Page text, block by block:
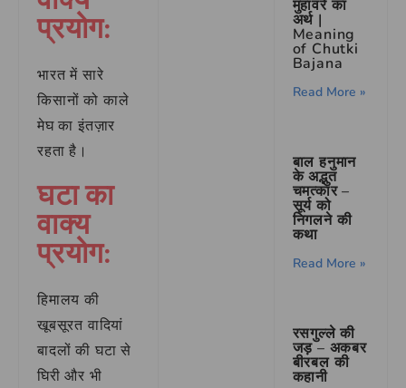
प्रयोग:
भारत में सारे
किसानों को काले
मेघ का इंतज़ार
रहता है।
घटा का
वाक्य
प्रयोग:
हिमालय की
खूबसूरत वादियां
बादलों की घटा से
घिरी और भी
मुहावरे का
अर्थ |
Meaning
of Chutki
Bajana
Read More »
बाल हनुमान
के अद्भुत
चमत्कार –
सूर्य को
निगलने की
कथा
Read More »
रसगुल्ले की
जड़ – अकबर
बीरबल की
कहानी